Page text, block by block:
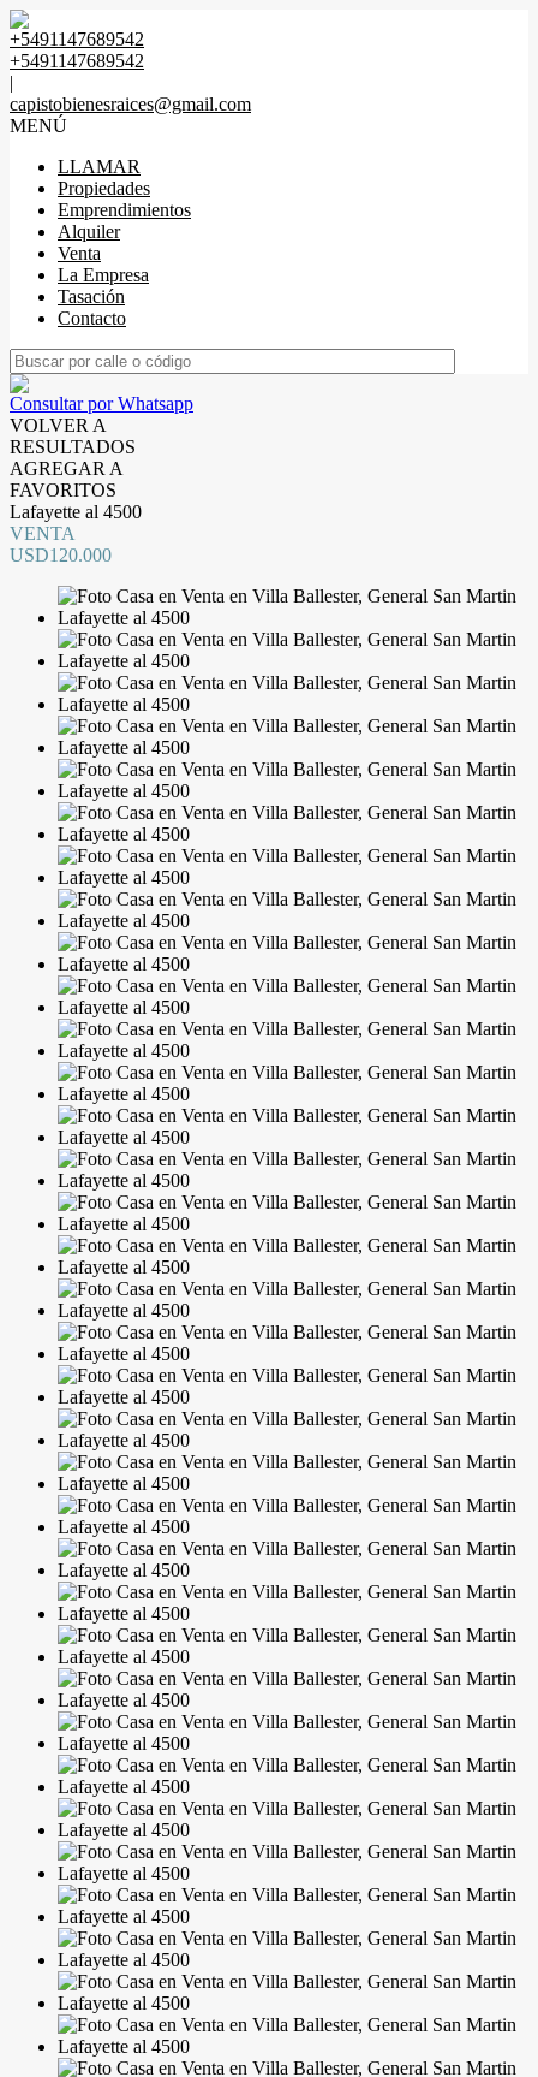
+5491147689542
+5491147689542
|
capistobienesraices@gmail.com
MENÚ
LLAMAR
Propiedades
Emprendimientos
Alquiler
Venta
La Empresa
Tasación
Contacto
Consultar por Whatsapp
VOLVER A
RESULTADOS
AGREGAR A
FAVORITOS
Lafayette al 4500
VENTA
USD120.000